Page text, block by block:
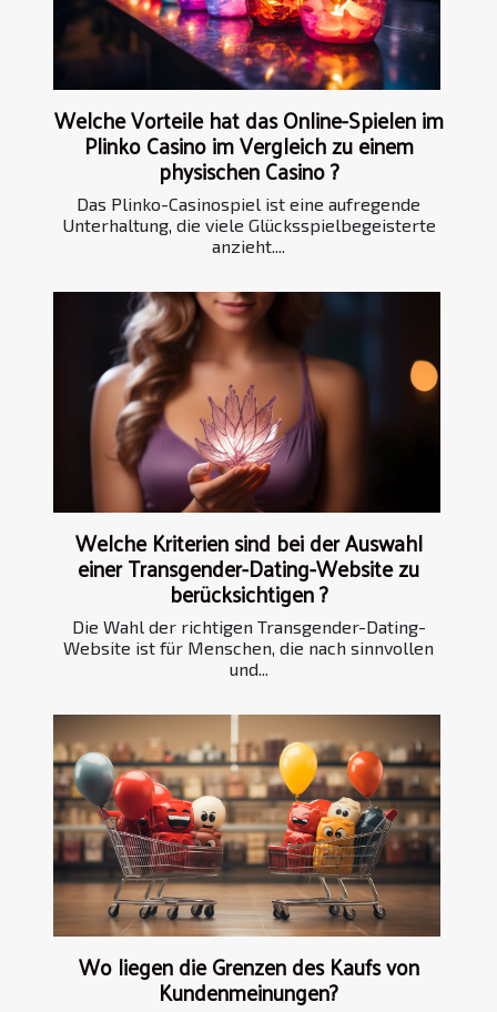
Welche Vorteile hat das Online-Spielen im
Plinko Casino im Vergleich zu einem
physischen Casino ?
Das Plinko-Casinospiel ist eine aufregende
Unterhaltung, die viele Glücksspielbegeisterte
anzieht....
Welche Kriterien sind bei der Auswahl
einer Transgender-Dating-Website zu
berücksichtigen ?
Die Wahl der richtigen Transgender-Dating-
Website ist für Menschen, die nach sinnvollen
und...
Wo liegen die Grenzen des Kaufs von
Kundenmeinungen?